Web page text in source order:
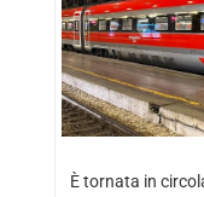
È tornata in